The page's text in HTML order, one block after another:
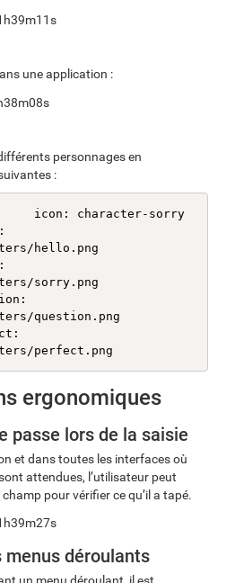
une application :
personnages en
:
icon: character-sorry
hello.png
sorry.png
question.png
perfect.png
ergonomiques
passe lors de la saisie
et dans toutes les interfaces où
attendues, l’utilisateur peut
pour vérifier ce qu’il a tapé.
menus déroulants